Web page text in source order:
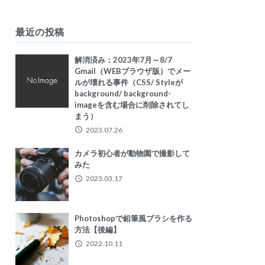
最近の投稿
解消済み：2023年7月～8/7
Gmail（WEBブラウザ版）でメー
ルが壊れる事件（CSS/ Styleが
background/ background-
imageを含む場合に削除されてし
まう）
2023.07.26
カメラ初心者が動物園で撮影して
みた
2023.03.17
Photoshopで鉛筆風ブラシを作る
方法【後編】
2022.10.11